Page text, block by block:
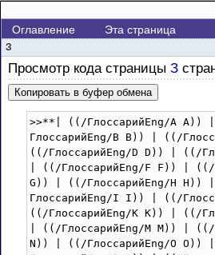
Оглавление Эта страница
З
Просмотр кода страницы З
Копировать в буфер обмена
>>**| ((/ГлоссарийEng/A
ГлоссарийEng/B B)) | ((/
((/ГлоссарийEng/D D)) | ((/
| ((/ГлоссарийEng/F F)) | ((/
G)) | ((/ГлоссарийEng/H
ГлоссарийEng/I I)) | ((/
((/ГлоссарийEng/K K)) | ((/
| ((/ГлоссарийEng/M M)) | ((/
N)) | ((/ГлоссарийEng/O